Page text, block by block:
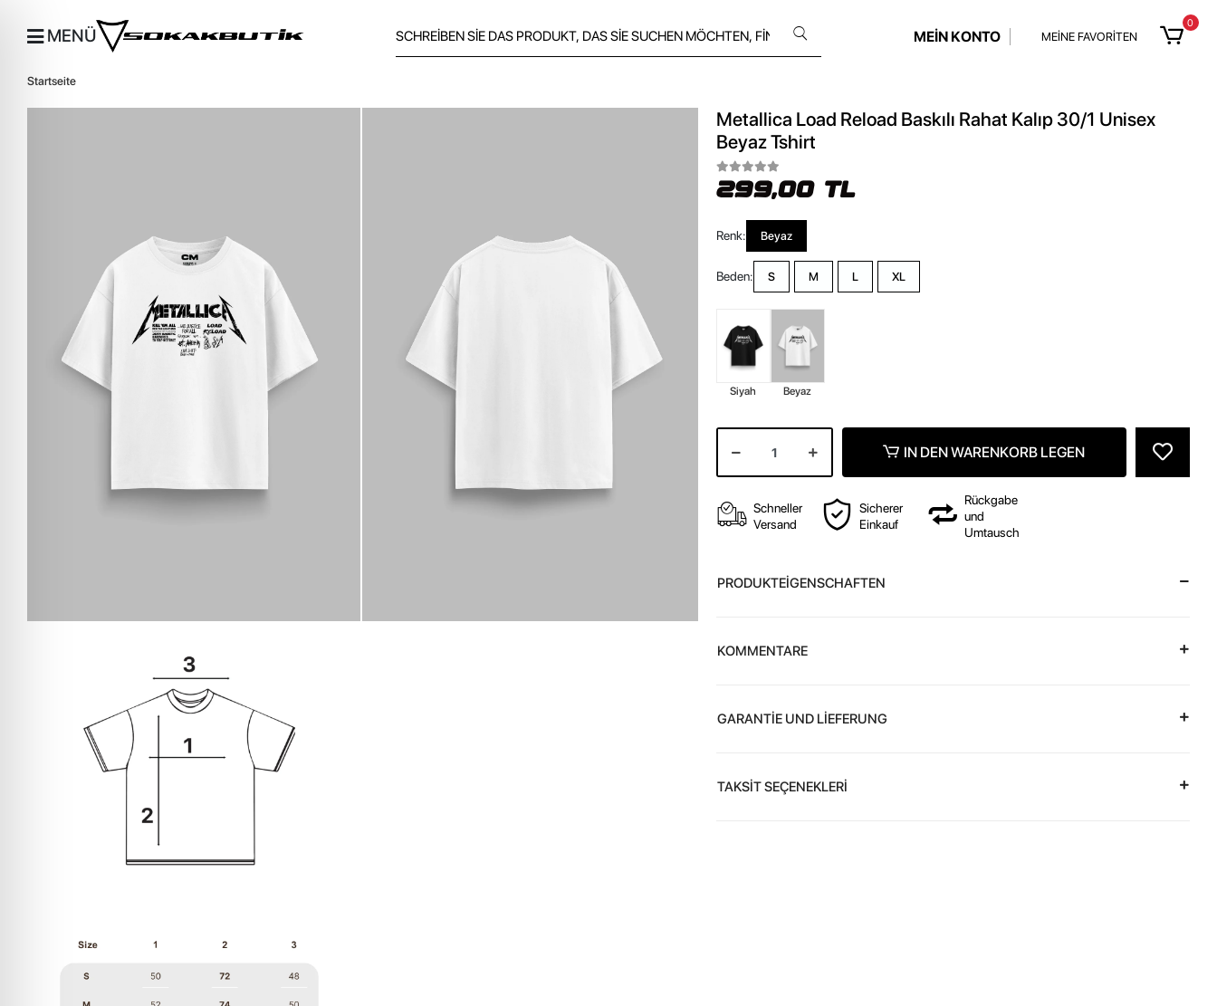
MENÜ MEİN KONTO MEİNE FAVORİTEN
0
Startseite
Metallica Load Reload Baskılı Rahat Kalıp 30/1 Unisex
Beyaz Tshirt
299,00 TL
Renk: Beyaz
Beden: S M L XL
Siyah Beyaz
IN DEN WARENKORB LEGEN
Schneller
Versand
Sicherer
Einkauf
Rückgabe
und
Umtausch
PRODUKTEİGENSCHAFTEN
KOMMENTARE
GARANTİE UND LİEFERUNG
TAKSİT SEÇENEKLERİ